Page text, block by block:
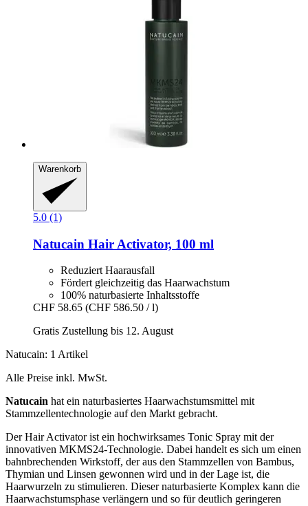
Warenkorb
5.0 (1)
Natucain Hair Activator, 100 ml
Reduziert Haarausfall
Fördert gleichzeitig das Haarwachstum
100% naturbasierte Inhaltsstoffe
CHF 58.65 (CHF 586.50 / l)
Gratis Zustellung bis 12. August
Natucain: 1 Artikel
Alle Preise inkl. MwSt.
Natucain hat ein naturbasiertes Haarwachstumsmittel mit
Stammzellentechnologie auf den Markt gebracht.
Der Hair Activator ist ein hochwirksames Tonic Spray mit der
innovativen MKMS24-Technologie. Dabei handelt es sich um einen
bahnbrechenden Wirkstoff, der aus den Stammzellen von Bambus,
Thymian und Linsen gewonnen wird und in der Lage ist, die
Haarwurzeln zu stimulieren. Dieser naturbasierte Komplex kann die
Haarwachstumsphase verlängern und so für deutlich geringeren